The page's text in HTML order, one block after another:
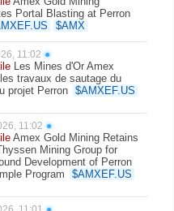
Portal Blasting at Perron
$AMX
11:02 ●
Les Mines d'Or Amex
travaux de sautage du
projet Perron
$AMXEF.US
11:02 ●
Amex Gold Mining Retains
Mining Group for
Development of Perron
Program
$AMXEF.US